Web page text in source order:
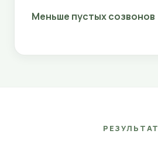
Меньше пустых созвонов
РЕЗУЛЬТАТ